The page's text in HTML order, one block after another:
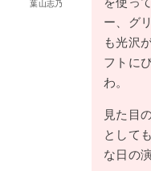
葉山志乃
を使っ
ー、グ
も光沢
フトに
わ。
見た目
として
な日の